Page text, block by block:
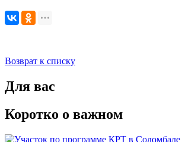
Возврат к списку
Для вас
Коротко о важном